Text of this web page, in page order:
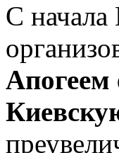
С
Апогеем